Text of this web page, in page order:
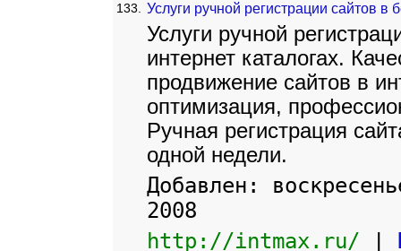
133. Услуги ручной регистрации сайтов в
Услуги ручной
интернет каталогах.
продвижение сайтов в
оптимизация,
Ручная регистрация
одной недели.
Добавлен:
2008
http://intmax.ru/